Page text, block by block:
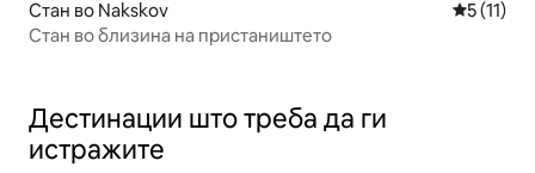
Стан во Nakskov
5 (11)
Стан во близина на пристаништето
Дестинации што треба да ги
истражите